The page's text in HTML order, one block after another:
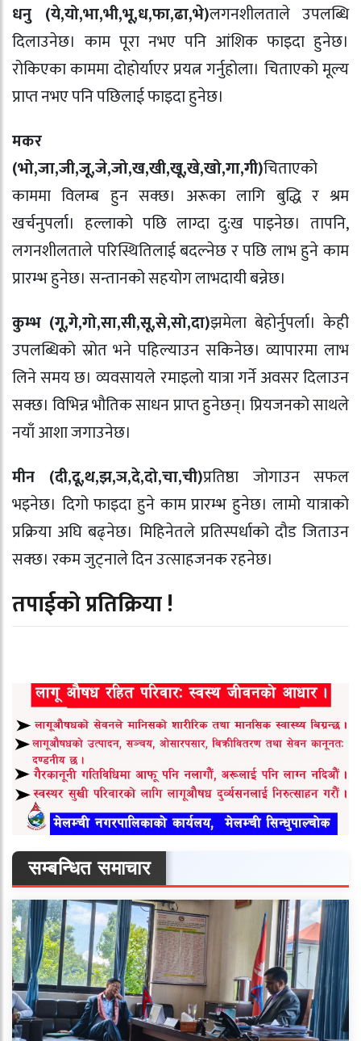
धनु (ये,यो,भा,भी,भू,ध,फा,ढा,भे)लगनशीलताले उपलब्धि
दिलाउनेछ। काम पूरा नभए पनि आंशिक फाइदा हुनेछ।
रोकिएका काममा दोहोर्याएर प्रयत्न गर्नुहोला। चिताएको मूल्य
प्राप्त नभए पनि पछिलाई फाइदा हुनेछ।
मकर
(भो,जा,जी,जू,जे,जो,ख,खी,खू,खे,खो,गा,गी)चिताएको
काममा विलम्ब हुन सक्छ। अरूका लागि बुद्धि र श्रम
खर्चनुपर्ला। हल्लाको पछि लाग्दा दु:ख पाइनेछ। तापनि,
लगनशीलताले परिस्थितिलाई बदल्नेछ र पछि लाभ हुने काम
प्रारम्भ हुनेछ। सन्तानको सहयोग लाभदायी बन्नेछ।
कुम्भ (गू,गे,गो,सा,सी,सू,से,सो,दा)झमेला बेहोर्नुपर्ला। केही
उपलब्धिको स्रोत भने पहिल्याउन सकिनेछ। व्यापारमा लाभ
लिने समय छ। व्यवसायले रमाइलो यात्रा गर्ने अवसर दिलाउन
सक्छ। विभिन्न भौतिक साधन प्राप्त हुनेछन्। प्रियजनको साथले
नयाँ आशा जगाउनेछ।
मीन (दी,दू,थ,झ,ञ,दे,दो,चा,ची)प्रतिष्ठा जोगाउन सफल
भइनेछ। दिगो फाइदा हुने काम प्रारम्भ हुनेछ। लामो यात्राको
प्रक्रिया अघि बढ्नेछ। मिहिनेतले प्रतिस्पर्धाको दौड जिताउन
सक्छ। रकम जुट्नाले दिन उत्साहजनक रहनेछ।
तपाईको प्रतिक्रिया !
सम्बन्धित समाचार